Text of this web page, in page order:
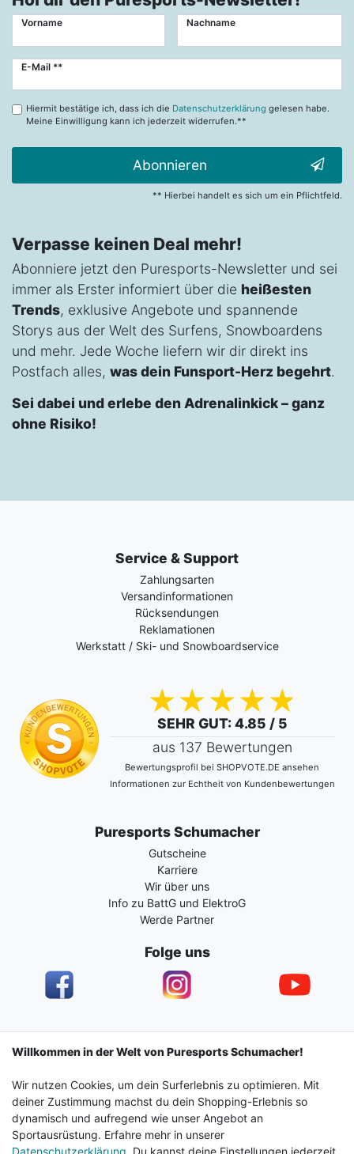
Vorname Nachname
E-Mail **
Newsletter
Hiermit bestätige ich, dass ich die Datenschutzerklärung gelesen habe.
Meine Einwilligung kann ich jederzeit widerrufen.**
Abonnieren
** Hierbei handelt es sich um ein Pflichtfeld.
Verpasse keinen Deal mehr!
Abonniere jetzt den Puresports-Newsletter und sei
immer als Erster informiert über die heißesten
Trends, exklusive Angebote und spannende
Storys aus der Welt des Surfens, Snowboardens
und mehr. Jede Woche liefern wir dir direkt ins
Postfach alles, was dein Funsport-Herz begehrt.
Sei dabei und erlebe den Adrenalinkick – ganz
ohne Risiko!
Service & Support
Zahlungsarten
Versandinformationen
Rücksendungen
Reklamationen
Werkstatt / Ski- und Snowboardservice
SEHR GUT: 4.85 / 5
aus 137 Bewertungen
Bewertungsprofil bei SHOPVOTE.DE ansehen
Informationen zur Echtheit von Kundenbewertungen
Puresports Schumacher
Gutscheine
Karriere
Wir über uns
Info zu BattG und ElektroG
Werde Partner
Folge uns
Impressum Daten­schutz­erklärung AGB
Barrierefreiheitserklärung Widerrufs­recht
Vertrag widerrufen Kontakt
Willkommen in der Welt von Puresports Schumacher!
Wir nutzen Cookies, um dein Surferlebnis zu optimieren. Mit
deiner Zustimmung machst du dein Shopping-Erlebnis so
dynamisch und aufregend wie unser Angebot an
Sportausrüstung. Erfahre mehr in unserer
Datenschutzerklärung . Du kannst deine Einstellungen jederzeit